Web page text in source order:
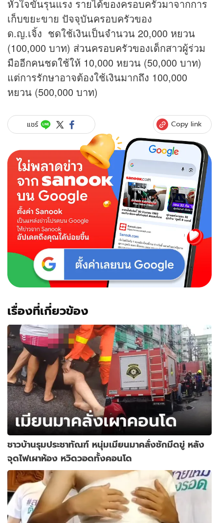
หัวใจขั้นรุนแรง รายได้ของครอบครัวมาจากการ
เก็บขยะขาย ปัจจุบันครอบครัวของ
ด.ญ.เจิ้ง ชดใช้เงินเป็นจำนวน 20,000 หยวน
(100,000 บาท) ส่วนครอบครัวของเด็กสาวผู้ร่วม
มืออีกคนชดใช้ให้ 10,000 หยวน (50,000 บาท)
แต่การรักษาอาจต้องใช้เงินมากถึง 100,000
หยวน (500,000 บาท)
แชร์ Copy link
เรื่องที่เกี่ยวข้อง
ชาวบ้านรุมประชาทัณฑ์ หนุ่มเมียนมาคลั่งชักมีดขู่ หลัง
จุดไฟเผาห้อง หวิดวอดทั้งคอนโด